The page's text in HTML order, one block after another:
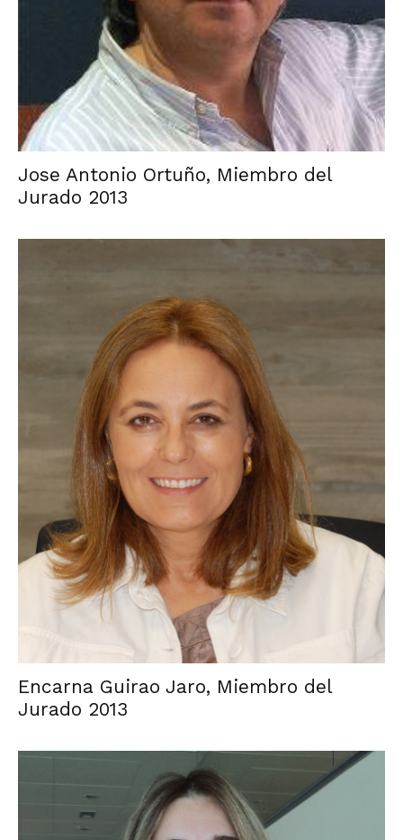
Jose Antonio Ortuño, Miembro del
Jurado 2013
Encarna Guirao Jaro, Miembro del
Jurado 2013